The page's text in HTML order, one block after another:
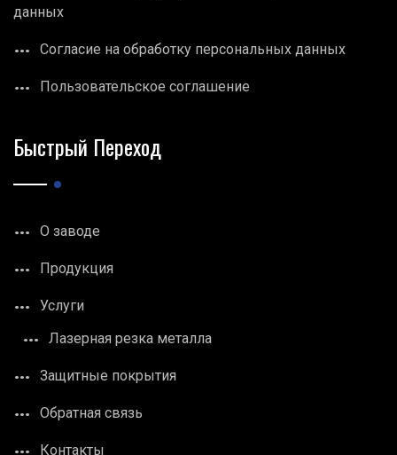
данных
Согласие на обработку персональных данных
Пользовательское соглашение
Быстрый Переход
О заводе
Продукция
Услуги
Лазерная резка металла
Защитные покрытия
Обратная связь
Контакты